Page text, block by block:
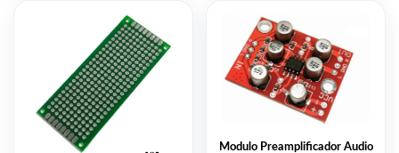
Modulo Preamplificador Audio